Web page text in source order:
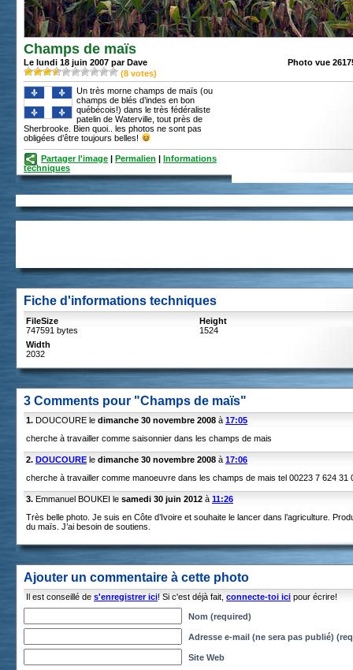
Champs de maïs
Photo vue
Le lundi 18 juin 2007 par Dave
(8 votes)
Un très morne champs de maïs (ou
champs de blés d’indes en bon
québécois!) dans le très fédéraliste
patelin de Waterville, tout près de
Sherbrooke. Bien quoi.. les photos ne sont pas
obligées d’être toujours belles!
Partager l'image | Permalien | Informations
techniques
Fiche d'informations techniques
FileSize
747591 bytes
Height
1524
Width
2032
3 Comments pour "Champs de maïs"
1. DOUCOURE le dimanche 30 novembre 2008 à 17:05
cherche à travailler comme saisonnier dans les champs de mais
2. DOUCOURE le dimanche 30 novembre 2008 à 17:06
cherche à travailler comme manoeuvre dans les champs de mais tel 00223 7 624 31
3. Emmanuel BOUKEI le samedi 30 juin 2012 à 11:26
Très belle photo. Je suis en Côte d’Ivoire et souhaite le lancer dans l’agriculture.
du maïs. J’ai besoin de soutiens.
Ajouter un commentaire à cette photo
Il est conseillé de s'enregistrer ici! Si c'est déjà fait, connecte-toi ici pour écrire!
Nom (required)
Adresse e-mail (ne sera pas publié)
Site Web